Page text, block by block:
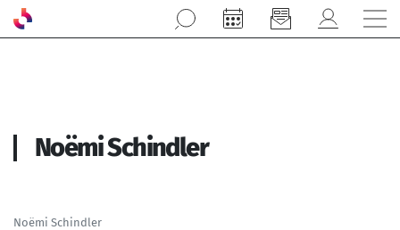
Aller au contenu principal
Noëmi Schindler
Noëmi Schindler